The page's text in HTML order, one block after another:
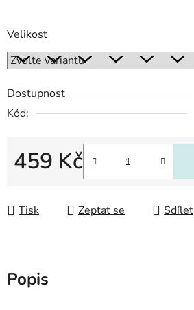
Velikost
Dostupnost
Kód:
459 Kč
Tisk Zeptat se Sdílet
Popis